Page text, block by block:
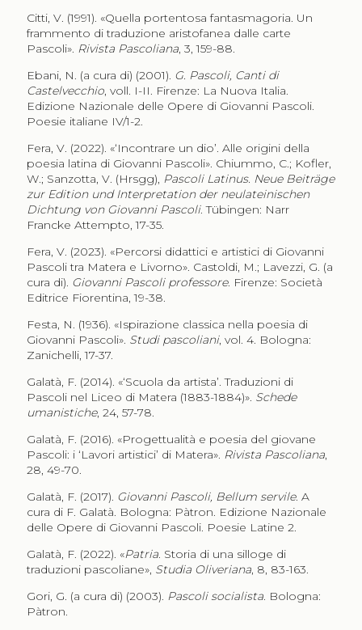
Citti, V. (1991). «Quella portentosa fantasmagoria. Un
frammento di traduzione aristofanea dalle carte
Pascoli». Rivista Pascoliana, 3, 159-88.
Ebani, N. (a cura di) (2001). G. Pascoli, Canti di
Castelvecchio, voll. I-II. Firenze: La Nuova Italia.
Edizione Nazionale delle Opere di Giovanni Pascoli.
Poesie italiane IV/1-2.
Fera, V. (2022). «‘Incontrare un dio’. Alle origini della
poesia latina di Giovanni Pascoli». Chiummo, C.; Kofler,
W.; Sanzotta, V. (Hrsgg), Pascoli Latinus. Neue Beiträge
zur Edition und Interpretation der neulateinischen
Dichtung von Giovanni Pascoli. Tübingen: Narr
Francke Attempto, 17-35.
Fera, V. (2023). «Percorsi didattici e artistici di Giovanni
Pascoli tra Matera e Livorno». Castoldi, M.; Lavezzi, G. (a
cura di). Giovanni Pascoli professore. Firenze: Società
Editrice Fiorentina, 19-38.
Festa, N. (1936). «Ispirazione classica nella poesia di
Giovanni Pascoli». Studi pascoliani, vol. 4. Bologna:
Zanichelli, 17-37.
Galatà, F. (2014). «‘Scuola da artista’. Traduzioni di
Pascoli nel Liceo di Matera (1883-1884)». Schede
umanistiche, 24, 57-78.
Galatà, F. (2016). «Progettualità e poesia del giovane
Pascoli: i ‘Lavori artistici’ di Matera». Rivista Pascoliana,
28, 49-70.
Galatà, F. (2017). Giovanni Pascoli, Bellum servile. A
cura di F. Galatà. Bologna: Pàtron. Edizione Nazionale
delle Opere di Giovanni Pascoli. Poesie Latine 2.
Galatà, F. (2022). «Patria. Storia di una silloge di
traduzioni pascoliane», Studia Oliveriana, 8, 83-163.
Gori, G. (a cura di) (2003). Pascoli socialista. Bologna:
Pàtron.